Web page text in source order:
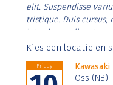
elit. Suspendisse
tristique. Duis
interdum nulla, ut
Aenean faucibus
Kies een locatie en
Friday
Oss (NB)